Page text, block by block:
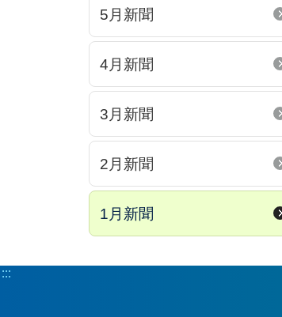
5月新聞
4月新聞
3月新聞
2月新聞
1月新聞
:::
:::